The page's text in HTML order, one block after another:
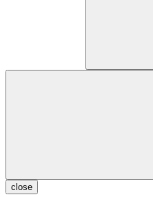
close